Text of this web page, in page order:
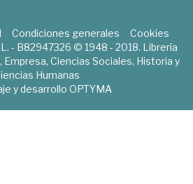
Condiciones generales
Cookies
- B82947326 © 1948 - 2018. Librería
Ciencias Sociales, Historia y
Humanas
y desarrollo OPTYMA